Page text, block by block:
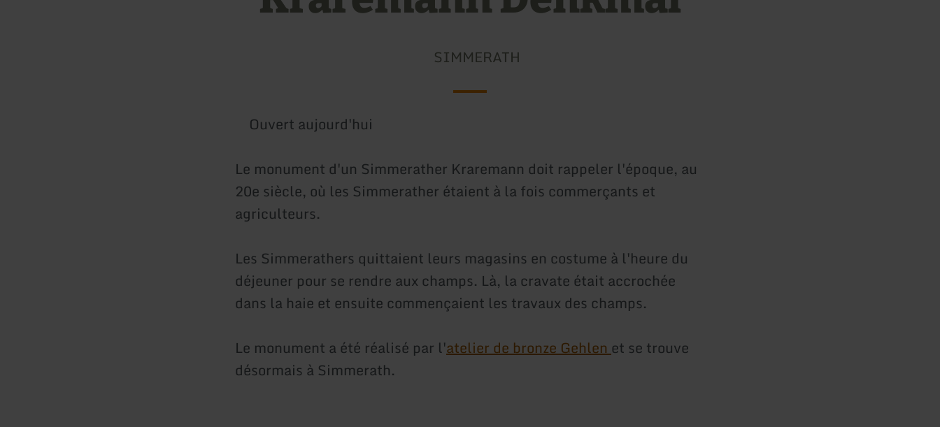
SIMMERATH
Ouvert aujourd'hui
Le monument d'un Simmerather Kraremann doit rappeler l'époque, au
20e siècle, où les Simmerather étaient à la fois commerçants et
agriculteurs.
Les Simmerathers quittaient leurs magasins en costume à l'heure du
déjeuner pour se rendre aux champs. Là, la cravate était accrochée
dans la haie et ensuite commençaient les travaux des champs.
Le monument a été réalisé par l'atelier de bronze Gehlenet se trouve
désormais à Simmerath.